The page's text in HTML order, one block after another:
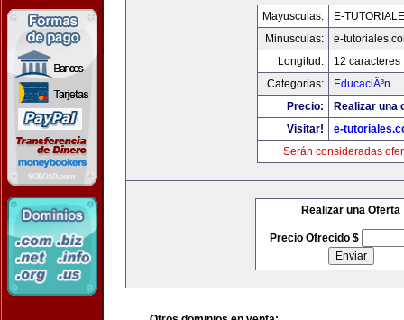
Mayusculas:
E-
Minusculas:
e-
Longitud:
12 caracteres
Categorias:
EducaciÃ³n
Precio:
Realizar una
Visitar!
e-
Serán consideradas
Realizar una Oferta
Precio Ofrecido $